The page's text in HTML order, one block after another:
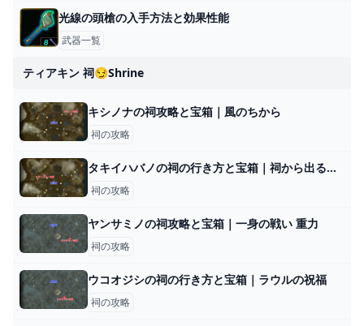
光線の頭槍の入手方法と効果性能
武器一覧
ティアキン 祠😏shrine
キシノナの祠攻略と宝箱｜風のちから
祠の攻略
タキイハバノの祠の行き方と宝箱｜祠から出る方法
祠の攻略
ヤンサミノの祠攻略と宝箱｜一身の戦い 重力
祠の攻略
ウコオジシの祠の行き方と宝箱｜ラウルの祝福
祠の攻略